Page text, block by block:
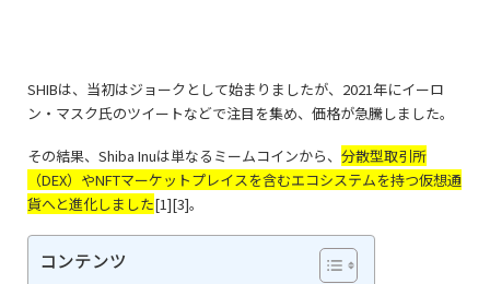
SHIBは、当初はジョークとして始まりましたが、2021年にイーロ
ン・マスク氏のツイートなどで注目を集め、価格が急騰しました。
その結果、Shiba Inuは単なるミームコインから、 分散型取引所
（DEX）やNFTマーケットプレイスを含むエコシステムを持つ仮想通
貨へと進化しました[1][3]。
コンテンツ